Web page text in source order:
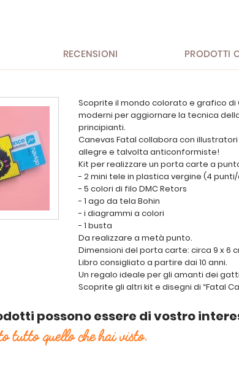
RECENSIONI PRODOTTI
Scoprite il mondo colorato e grafico di
moderni per aggiornare la tecnica
principianti.
Canevas Fatal collabora con
allegre e talvolta anticonformiste!
Kit per realizzare un porta carte a
- 2 mini tele in plastica vergine (4
- 5 colori di filo DMC Retors
- 1 ago da tela Bohin
- i diagrammi a colori
- 1 busta
Da realizzare a metà punto.
Dimensioni del porta carte: circa 9 x 6
Libro consigliato a partire dai 10 anni.
Un regalo ideale per gli amanti dei
Scoprite gli altri kit e disegni di “Fatal
possono essere di vostro
tutto quello che hai visto.